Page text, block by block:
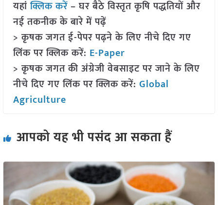
यहांक्लिक करें– घर बैठे विस्तृत कृषि पद्धतियों और
नई तकनीक के बारे में पढ़ें
> कृषक जगत ई-पेपर पढ़ने के लिए नीचे दिए गए
लिंक पर क्लिक करें: E-Paper
> कृषक जगत की अंग्रेजी वेबसाइट पर जाने के लिए
नीचे दिए गए लिंक पर क्लिक करें: Global
Agriculture
आपको यह भी पसंद आ सकता हैं